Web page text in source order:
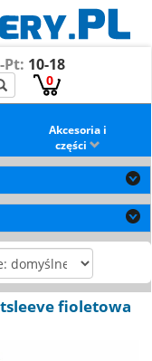
Pt: 10-18
0
Akcesoria i
części
fioletowa